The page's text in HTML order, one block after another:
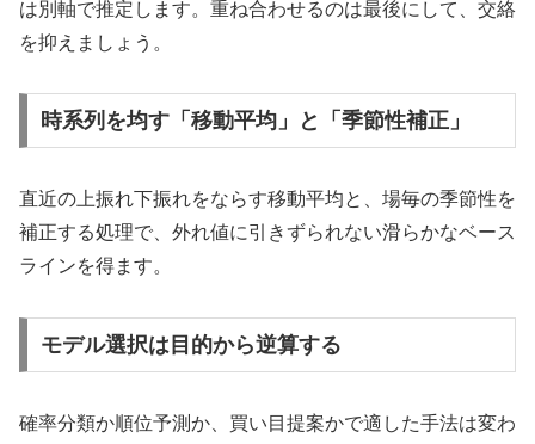
は別軸で推定します。重ね合わせるのは最後にして、交絡
を抑えましょう。
時系列を均す「移動平均」と「季節性補正」
直近の上振れ下振れをならす移動平均と、場毎の季節性を
補正する処理で、外れ値に引きずられない滑らかなベース
ラインを得ます。
モデル選択は目的から逆算する
確率分類か順位予測か、買い目提案かで適した手法は変わ